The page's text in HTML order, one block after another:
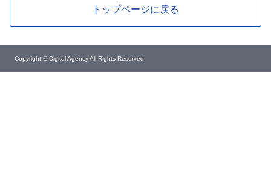
トップページに戻る
Copyright © Digital Agency All Rights Reserved.